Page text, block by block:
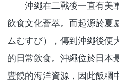
沖繩在二戰後一直有美
飲食文化薈萃。而起源於夏
ムむすび），傳到沖繩後便
的日常飲食。沖繩位於日本
豐饒的海洋資源，因此飯糰